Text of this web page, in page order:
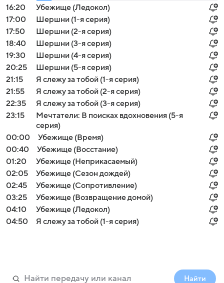
16:20
Убежище (Ледокол)
17:00
Шершни (1-я серия)
17:50
Шершни (2-я серия)
18:40
Шершни (3-я серия)
19:30
Шершни (4-я серия)
20:25
Шершни (5-я серия)
21:15
Я слежу за тобой (1-я серия)
21:55
Я слежу за тобой (2-я серия)
22:35
Я слежу за тобой (3-я серия)
23:15
Мечтатели: В поисках вдохновения (5-я
серия)
00:00
Убежище (Время)
00:40
Убежище (Восстание)
01:20
Убежище (Неприкасаемый)
02:05
Убежище (Сезон дождей)
02:45
Убежище (Сопротивление)
03:25
Убежище (Возвращение домой)
04:10
Убежище (Ледокол)
04:50
Я слежу за тобой (1-я серия)
Найти